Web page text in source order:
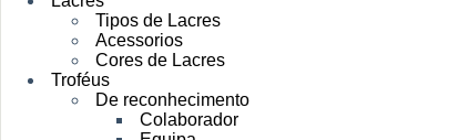
Tipos de Lacres
Acessorios
Cores de Lacres
Troféus
De reconhecimento
Colaborador